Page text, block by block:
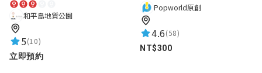
和平島地質公園
5(10)
立即預約
Popworld原創
4.6(58)
NT$300